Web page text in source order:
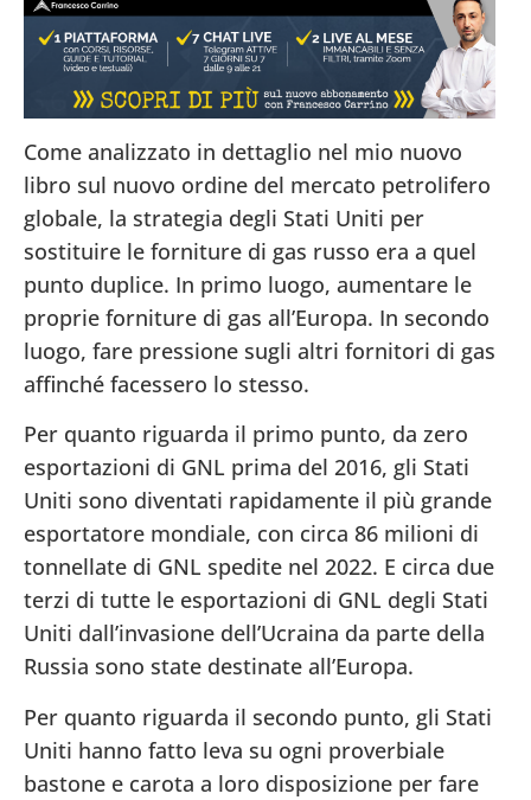
Come analizzato in dettaglio nel mio nuovo
libro sul nuovo ordine del mercato petrolifero
globale, la strategia degli Stati Uniti per
sostituire le forniture di gas russo era a quel
punto duplice. In primo luogo, aumentare le
proprie forniture di gas all’Europa. In secondo
luogo, fare pressione sugli altri fornitori di gas
affinché facessero lo stesso.
Per quanto riguarda il primo punto, da zero
esportazioni di GNL prima del 2016, gli Stati
Uniti sono diventati rapidamente il più grande
esportatore mondiale, con circa 86 milioni di
tonnellate di GNL spedite nel 2022. E circa due
terzi di tutte le esportazioni di GNL degli Stati
Uniti dall’invasione dell’Ucraina da parte della
Russia sono state destinate all’Europa.
Per quanto riguarda il secondo punto, gli Stati
Uniti hanno fatto leva su ogni proverbiale
bastone e carota a loro disposizione per fare